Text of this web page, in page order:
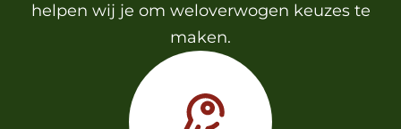
helpen wij je om weloverwogen keuzes te
maken.